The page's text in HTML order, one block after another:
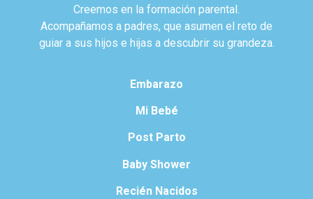
Creemos en la formación parental.
Acompañamos a padres, que asumen el reto de
guiar a sus hijos e hijas a descubrir su grandeza.
Embarazo
Mi Bebé
Post Parto
Baby Shower
Recién Nacidos